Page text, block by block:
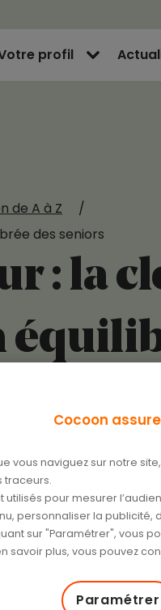
profil
de A à Z
/
des seniors
: la
Cocoon
vous naviguez sur notre
traceurs.
utilisés pour mesurer
personnaliser la publicité,
sur "Paramétrer", vous
savoir plus, vous pouvez
Paramétrer